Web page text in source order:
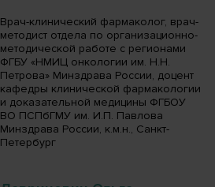
Врач-клинический фармаколог, врач-
методист отдела по организационно-
методической работе с регионами
ФГБУ «НМИЦ онкологии им. Н.Н.
Петрова» Минздрава России, доцент
кафедры клинической фармакологии
и доказательной медицины ФГБОУ
ВО ПСПбГМУ им. И.П. Павлова
Минздрава России, к.м.н., Санкт-
Петербург